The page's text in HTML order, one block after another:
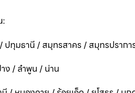
:
ทุมธานี / สมุทรสาคร / สมุทรปรากา
าง / ลำพูน / น่าน